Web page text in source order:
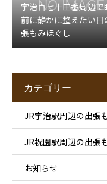
宇治百七十三番周辺で
前に静かに整えたい日
張もみほぐし
カテゴリー
JR宇治駅周辺の出張
ア
JR祝園駅周辺の出張
ア
お知らせ